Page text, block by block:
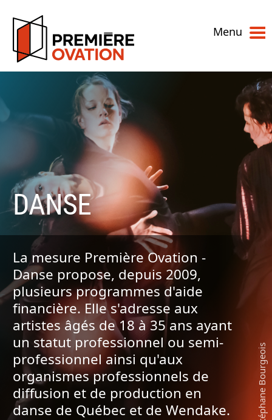
Menu
DANSE
La mesure Première Ovation -
Danse propose, depuis 2009,
plusieurs programmes d'aide
financière. Elle s'adresse aux
artistes âgés de 18 à 35 ans ayant
un statut professionnel ou semi-
professionnel ainsi qu'aux
organismes professionnels de
diffusion et de production en
danse de Québec et de Wendake.